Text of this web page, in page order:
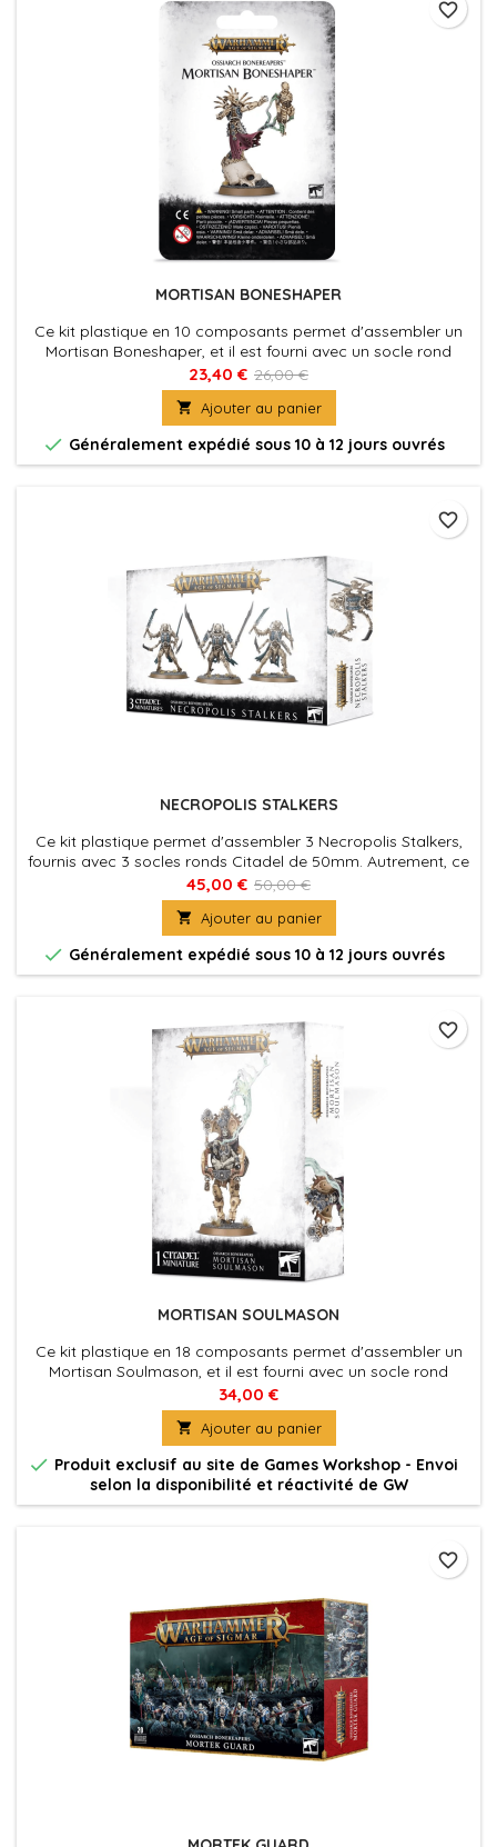
MORTISAN BONESHAPER
Ce kit plastique en 10 composants permet d'assembler un
Mortisan Boneshaper, et il est fourni avec un socle rond
Citadel de 32mm.
23,40 € 26,00 €
 Ajouter au panier
 Généralement expédié sous 10 à 12 jours ouvrés
favorite_border
NECROPOLIS STALKERS
Ce kit plastique permet d'assembler 3 Necropolis Stalkers,
fournis avec 3 socles ronds Citadel de 50mm. Autrement, ce
kit peut s'assembler sous la forme de 3 Immortis Guard.
45,00 € 50,00 €
 Ajouter au panier
 Généralement expédié sous 10 à 12 jours ouvrés
favorite_border
MORTISAN SOULMASON
Ce kit plastique en 18 composants permet d'assembler un
Mortisan Soulmason, et il est fourni avec un socle rond
Citadel de 40mm.
34,00 €
 Ajouter au panier
 Produit exclusif au site de Games Workshop - Envoi
selon la disponibilité et réactivité de GW
favorite_border
favorite_border